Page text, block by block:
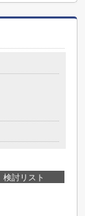
検討リスト